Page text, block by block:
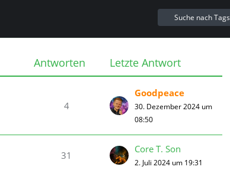
Suche nach Tags
Antworten Letzte Antwort
4
Goodpeace
30. Dezember 2024 um
08:50
31
Core T. Son
2. Juli 2024 um 19:31